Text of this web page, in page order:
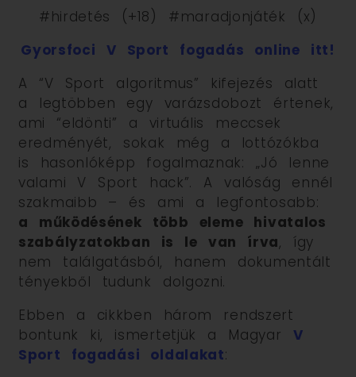
#hirdetés (+18) #maradjonjáték (x)
Gyorsfoci V Sport fogadás online itt!
A “V Sport algoritmus” kifejezés alatt
a legtöbben egy varázsdobozt értenek,
ami “eldönti” a virtuális meccsek
eredményét, sokak még a lottózókba
is hasonlóképp fogalmaznak: „Jó lenne
valami V Sport hack”. A valóság ennél
szakmaibb – és ami a legfontosabb:
a működésének több eleme hivatalos
szabályzatokban is le van írva, így
nem találgatásból, hanem dokumentált
tényekből tudunk dolgozni.
Ebben a cikkben három rendszert
bontunk ki, ismertetjük a Magyar V
Sport fogadási oldalakat: